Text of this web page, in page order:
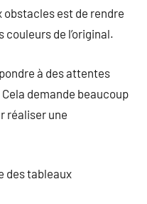
obstacles est de rendre
de l’original.
à des attentes
demande beaucoup
réaliser une
des tableaux